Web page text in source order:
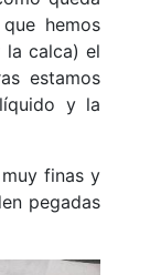
hemos
la calca) el
estamos
y la
finas y
pegadas